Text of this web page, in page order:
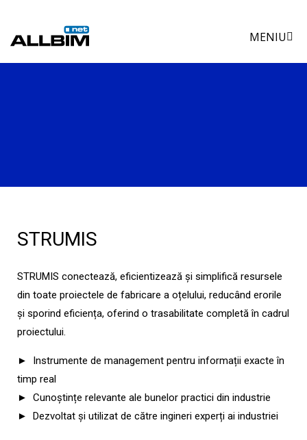
content
MENIU
STRUMIS
STRUMIS conectează, eficientizează și simplifică resursele
din toate proiectele de fabricare a oțelului, reducând erorile
și sporind eficiența, oferind o trasabilitate completă în cadrul
proiectului.
► Instrumente de management pentru informații exacte în
timp real
► Cunoștințe relevante ale bunelor practici din industrie
► Dezvoltat și utilizat de către ingineri experți ai industriei